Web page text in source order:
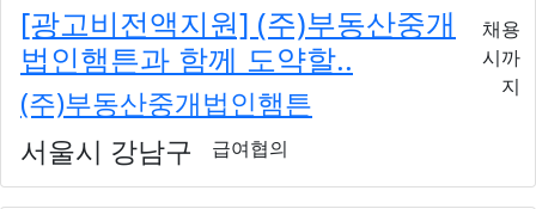
[광고비전액지원] (주)부동산중개
법인햄튼과 함께 도약할..
(주)부동산중개법인햄튼
채용
시까
지
서울시 강남구 급여협의